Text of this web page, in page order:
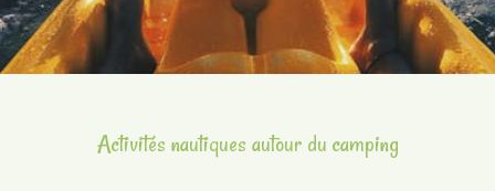
Activités nautiques autour du camping